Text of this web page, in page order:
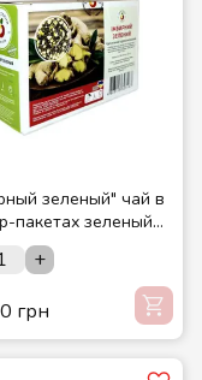
зеленый" чай в
пакетах зеленый
(20 шт./уп.)
вкусов"
+
грн